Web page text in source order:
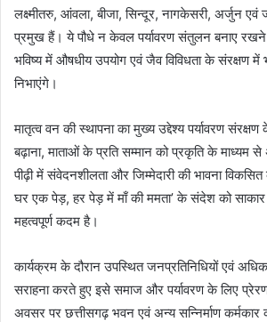
लक्ष्मीतरु, आंवला, बीजा, सिन्दूर, नागकेसरी, अर्जुन एवं
प्रमुख हैं। ये पौधे न केवल पर्यावरण संतुलन बनाए रखने
भविष्य में औषधीय उपयोग एवं जैव विविधता के संरक्षण में
निभाएंगे।
मातृत्व वन की स्थापना का मुख्य उद्देश्य पर्यावरण
बढ़ाना, माताओं के प्रति सम्मान को प्रकृति के माध्यम
पीढ़ी में संवेदनशीलता और जिम्मेदारी की भावना
घर एक पेड़, हर पेड़ में माँ की ममता’ के संदेश को
महत्वपूर्ण कदम है।
कार्यक्रम के दौरान उपस्थित जनप्रतिनिधियों एवं
सराहना करते हुए इसे समाज और पर्यावरण के लिए
अवसर पर छत्तीसगढ़ भवन एवं अन्य सन्निर्माण